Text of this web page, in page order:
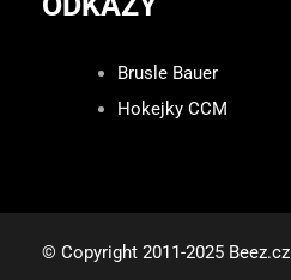
Brusle Bauer
Hokejky CCM
© Copyright 2011-2025 Beez.cz